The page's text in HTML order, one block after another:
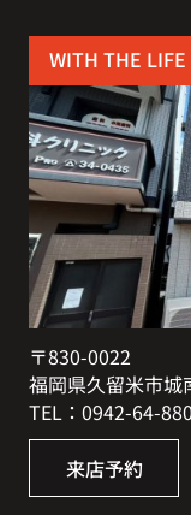
WITH THE
〒830-0022
福岡県久留米市城
TEL：0942-64-
来店予約